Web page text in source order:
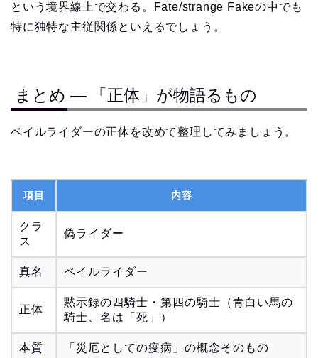
という境界線上で交わる。Fate/strange Fakeの中でも
特に独特な主従関係といえるでしょう。
まとめ ― 「正体」が物語るもの
ペイルライダーの正体を改めて整理してみましょう。
項目 内容
クラ
ス
偽ライダー
真名 ペイルライダー
正体
黙示録の四騎士・第四の騎士（青白い馬の
騎士、名は「死」）
本質 「災厄としての疫病」の概念そのもの